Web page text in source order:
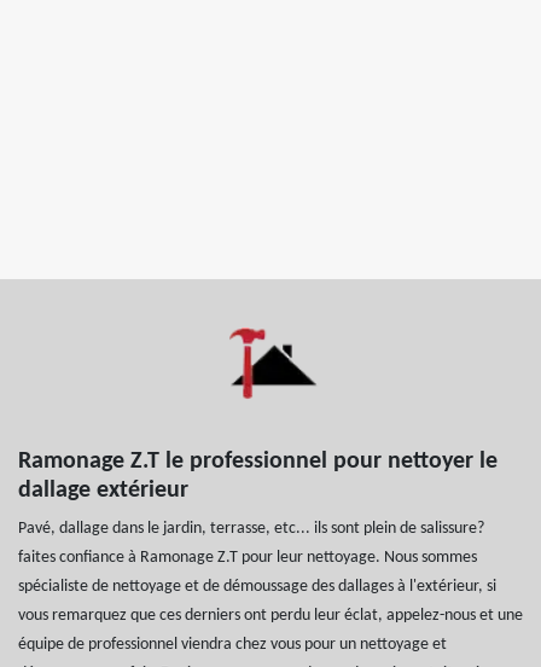
Ramonage Z.T le professionnel pour nettoyer le
dallage extérieur
Pavé, dallage dans le jardin, terrasse, etc... ils sont plein de salissure?
faites confiance à Ramonage Z.T pour leur nettoyage. Nous sommes
spécialiste de nettoyage et de démoussage des dallages à l'extérieur, si
vous remarquez que ces derniers ont perdu leur éclat, appelez-nous et une
équipe de professionnel viendra chez vous pour un nettoyage et